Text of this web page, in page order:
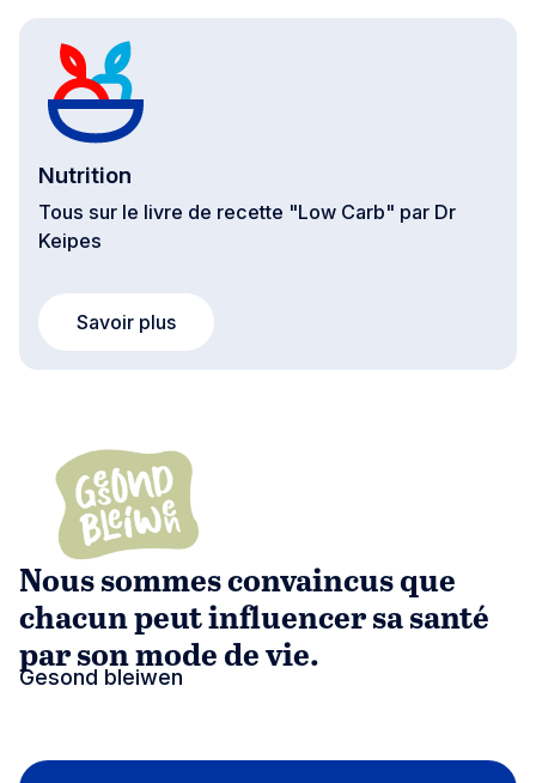
Nutrition
Tous sur le livre de recette "Low Carb" par Dr
Keipes
Savoir plus
Nous sommes convaincus que
chacun peut influencer sa santé
par son mode de vie.
Gesond bleiwen